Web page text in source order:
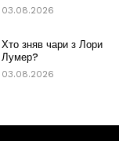
03.08.2026
Хто зняв чари з Лори
Лумер?
03.08.2026